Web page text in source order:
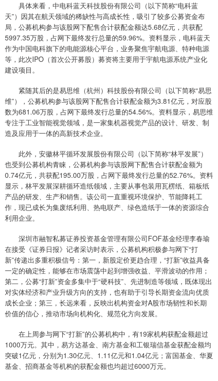
具体来看，中电科蓝天科技股份有限公司（以下简称“电科蓝
天”）因其在航天领域的稀缺性与高成长性，吸引了较多公募资金布
局，公募机构参与该股网下配售合计获配金额达5.68亿元，共获配
5997.35万股，占网下最终发行总量的59.96%。资料显示，电科蓝天
作为中国电科旗下的电能源核心平台，业务聚焦宇航电源、特种电源
等，此次IPO（首次公开募股）募资将主要用于宇航电源系统产业化
建设项目。
紧随其后的是易思维（杭州）科技股份有限公司（以下简称“易思
维”），公募机构参与该股网下配售合计获配金额为3.81亿元，对应股
数为681.06万股，占网下最终发行总量的54.56%。资料显示，易思维
专注于工业智能视觉领域，是一家集机器视觉产品的设计、研发、制
造及应用于一体的高新技术企业。
此外，安徽林平循环发展股份有限公司（以下简称“林平发展”）
也受到公募机构青睐，公募机构参与该股网下配售合计获配金额为
0.74亿元，共获配195.00万股，占网下最终发行总量的52.76%。资料
显示，林平发展深耕循环造纸领域，主要从事包装用瓦楞纸、箱板纸
产品的研发、生产和销售。该公司一直重视环境保护、节能降耗工
作，现已成长为集废纸利用、热电联产、绿色造纸于一体的资源综合
利用企业。
深圳市融智私募证券投资基金管理有限公司FOF基金经理李春瑜
在接受《证券日报》记者采访时表示，公募机构积极参与网下“打
新”传递出多重积极信号：第一，新股定价更趋合理，“打新”收益具备
一定的确定性，能够在市场震荡中起到增强收益、平滑波动的作用；
第二，公募“打新”资金多集中于“硬科技”、先进制造等领域，既体现出
对实体经济和产业升级方向的支持，也有助于引导长期资金流向优质
成长企业；第三，长远来看，反映出机构资金对A股市场韧性和长期
价值的信心，推动市场向机构化、规范化方向发展。
在上周参与网下“打新”的公募机构中，有19家机构获配金额超过
1000万元。其中，易方达基金、南方基金和工银瑞信基金获配金额均
突破1亿元，分别为1.30亿元、1.11亿元和1.04亿元；富国基金、华夏
基金、招商基金等机构的获配金额也均超过6000万元。